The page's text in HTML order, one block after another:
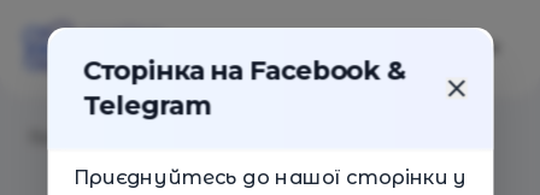
Сторінка на Facebook &
Telegram
Приєднуйтесь до нашої сторінки у